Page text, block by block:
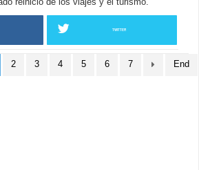
TWITTER
2 3 4 5 6 7 End